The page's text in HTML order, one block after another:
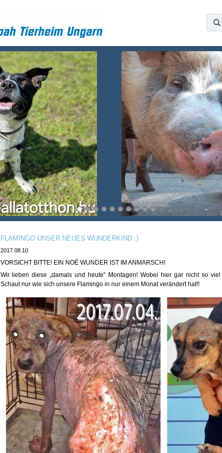
FLAMINGO UNSER NEUES WUNDERKIND :)
2017.08.10
VORSICHT BITTE! EIN NOÉ WUNDER IST IM ANMARSCH!
Wir lieben diese „damals und heute” Montagen! Wobei hier gar nicht so
Schaut nur wie sich unsere Flamingo in nur einem Monat verändert hat!!